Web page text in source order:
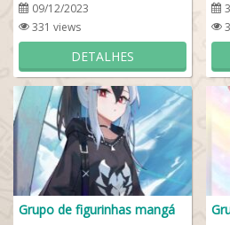
09/12/2023
331 views
DETALHES
Grupo de figurinhas mangá